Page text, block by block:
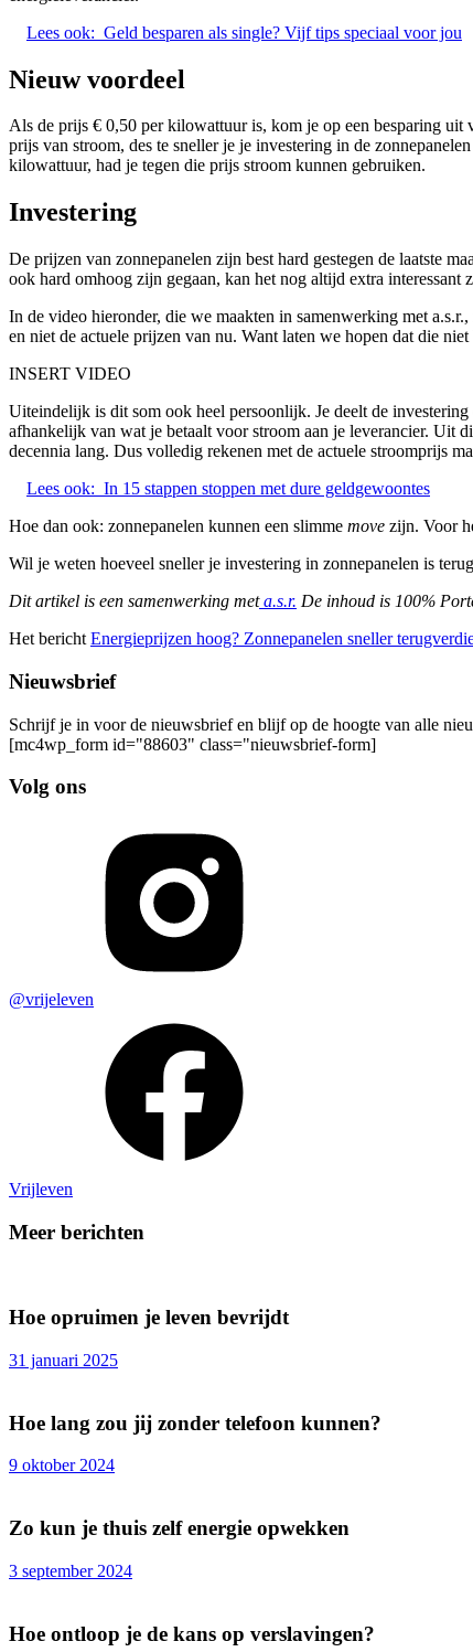
Lees ook: Geld besparen als single? Vijf tips speciaal voor jou
Nieuw voordeel
Als de prijs € 0,50 per kilowattuur is, kom je op een besparing uit
prijs van stroom, des te sneller je je investering in de
kilowattuur, had je tegen die prijs stroom kunnen gebruiken.
Investering
De prijzen van zonnepanelen zijn best hard gestegen de laatste
ook hard omhoog zijn gegaan, kan het nog altijd extra interessant
In de video hieronder, die we maakten in samenwerking met
en niet de actuele prijzen van nu. Want laten we hopen dat die
INSERT VIDEO
Uiteindelijk is dit som ook heel persoonlijk. Je deelt de
afhankelijk van wat je betaalt voor stroom aan je leverancier. Uit
decennia lang. Dus volledig rekenen met de actuele stroomprijs
Lees ook: In 15 stappen stoppen met dure geldgewoontes
Hoe dan ook: zonnepanelen kunnen een slimme move zijn. Voor
Wil je weten hoeveel sneller je investering in zonnepanelen is
Dit artikel is een samenwerking met a.s.r. De inhoud is 100%
Het bericht Energieprijzen hoog? Zonnepanelen sneller
Nieuwsbrief
Schrijf je in voor de nieuwsbrief en blijf op de hoogte van alle
[mc4wp_form id="88603" class="nieuwsbrief-form]
Volg ons
@vrijeleven
Vrijleven
Meer berichten
Hoe opruimen je leven bevrijdt
31 januari 2025
Hoe lang zou jij zonder telefoon kunnen?
9 oktober 2024
Zo kun je thuis zelf energie opwekken
3 september 2024
Hoe ontloop je de kans op verslavingen?